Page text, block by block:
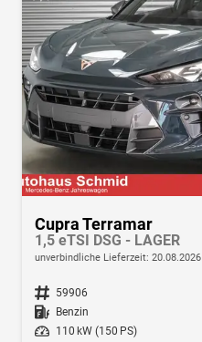
Cupra Terramar
1,5 eTSI DSG - LAGER
unverbindliche Lieferzeit: 20.08.2026
Fahrzeugnr. 59906
Kraftstoff Benzin
Leistung
110 kW (150 PS)